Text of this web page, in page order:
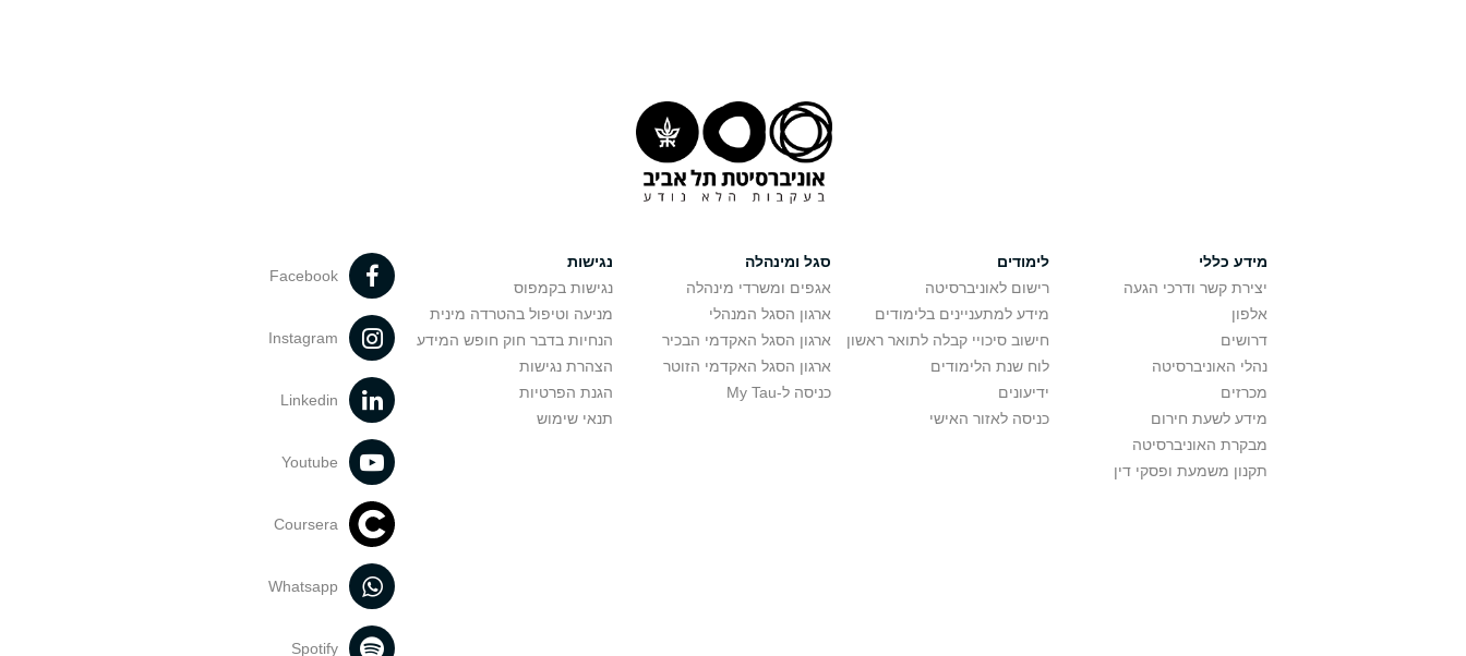
מידע כללי
יצירת קשר ודרכי הגעה
אלפון
דרושים
נהלי האוניברסיטה
מכרזים
מידע לשעת חירום
מבקרת האוניברסיטה
תקנון משמעת ופסקי דין
לימודים
רישום לאוניברסיטה
מידע למתעניינים בלימודים
חישוב סיכויי קבלה לתואר ראשון
לוח שנת הלימודים
ידיעונים
כניסה לאזור האישי
סגל ומינהלה
אגפים ומשרדי מינהלה
ארגון הסגל המנהלי
ארגון הסגל האקדמי הבכיר
ארגון הסגל האקדמי הזוטר
כניסה ל-My Tau
נגישות
נגישות בקמפוס
מניעה וטיפול בהטרדה מינית
הנחיות בדבר חוק חופש המידע
הצהרת נגישות
הגנת הפרטיות
תנאי שימוש
Facebook
Instagram
Linkedin
Youtube
Coursera
Whatsapp
Spotify